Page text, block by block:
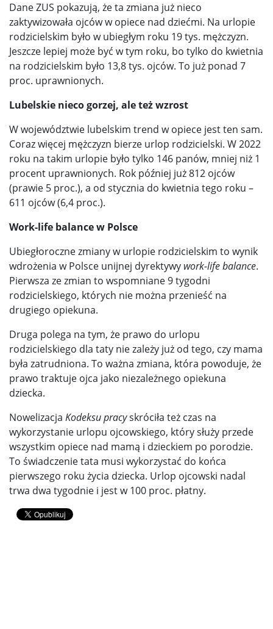
Dane ZUS pokazują, że ta zmiana już nieco
zaktywizowała ojców w opiece nad dziećmi. Na urlopie
rodzicielskim było w ubiegłym roku 19 tys. mężczyzn.
Jeszcze lepiej może być w tym roku, bo tylko do kwietnia
na rodzicielskim było 13,8 tys. ojców. To już ponad 7
proc. uprawnionych.
Lubelskie nieco gorzej, ale też wzrost
W województwie lubelskim trend w opiece jest ten sam.
Coraz więcej mężczyzn bierze urlop rodzicielski. W 2022
roku na takim urlopie było tylko 146 panów, mniej niż 1
procent uprawnionych. Rok później już 812 ojców
(prawie 5 proc.), a od stycznia do kwietnia tego roku –
611 ojców (6,4 proc.).
Work-life balance w Polsce
Ubiegłoroczne zmiany w urlopie rodzicielskim to wynik
wdrożenia w Polsce unijnej dyrektywy work-life balance.
Pierwsza ze zmian to wspomniane 9 tygodni
rodzicielskiego, których nie można przenieść na
drugiego opiekuna.
Druga polega na tym, że prawo do urlopu
rodzicielskiego dla taty nie zależy już od tego, czy mama
była zatrudniona. To ważna zmiana, która powoduje, że
prawo traktuje ojca jako niezależnego opiekuna
dziecka.
Nowelizacja Kodeksu pracyskróciła też czas na
wykorzystanie urlopu ojcowskiego, który służy przede
wszystkim opiece nad mamą i dzieckiem po porodzie.
To świadczenie tata musi wykorzystać do końca
pierwszego roku życia dziecka. Urlop ojcowski nadal
trwa dwa tygodnie i jest w 100 proc. płatny.